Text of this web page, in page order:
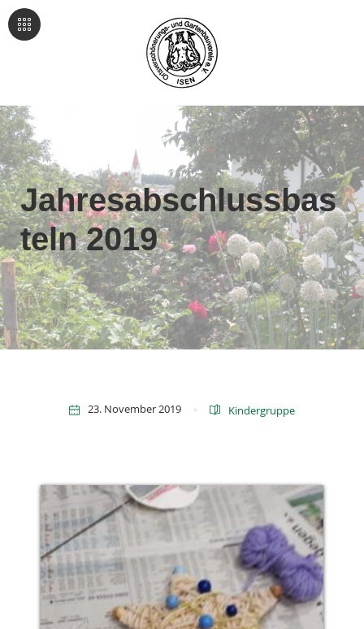
Jahresabschlussbas
teln 2019
23. November 2019 Kindergruppe